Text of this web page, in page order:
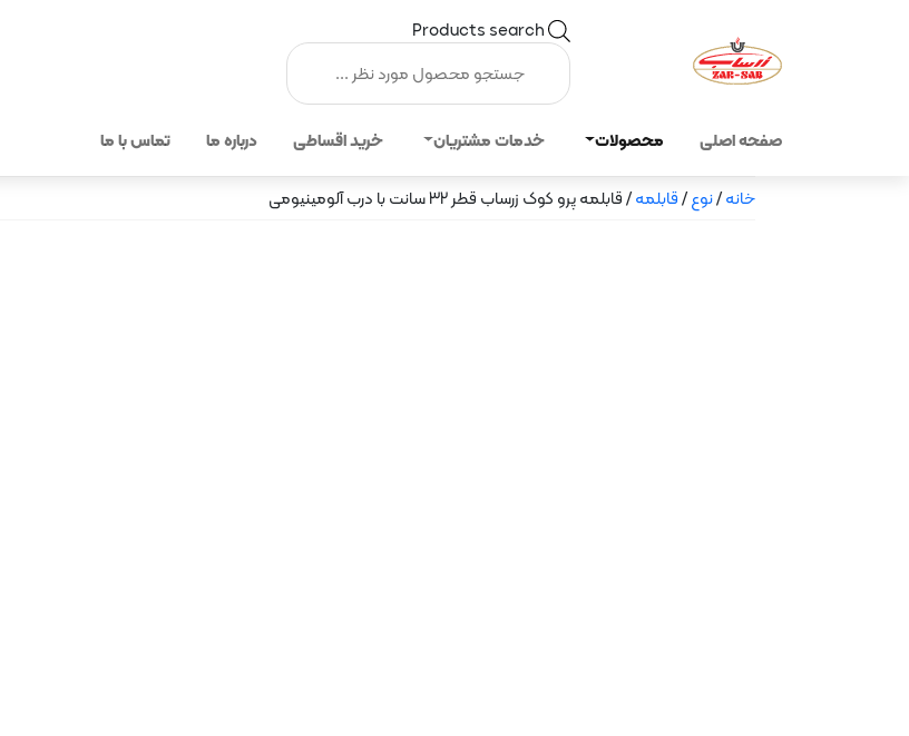
Products search
صفحه اصلی محصولات خدمات مشتریان خرید اقساطی درباره ما تماس با ما
خانه/نوع/قابلمه/ قابلمه پرو کوک زرساب قطر 32 سانت با درب آلومینیومی